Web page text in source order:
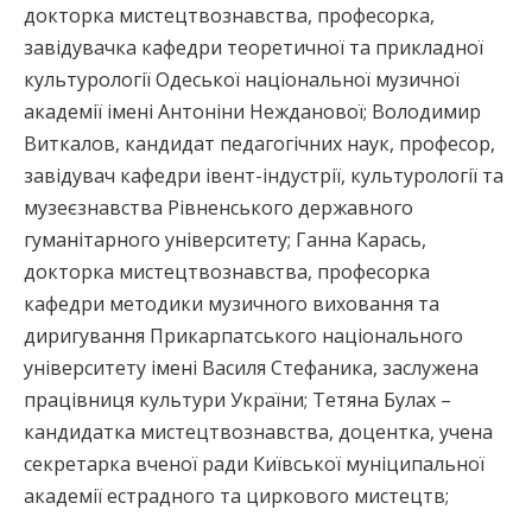
докторка мистецтвознавства, професорка,
завідувачка кафедри теоретичної та прикладної
культурології Одеської національної музичної
академії імені Антоніни Нежданової; Володимир
Виткалов, кандидат педагогічних наук, професор,
завідувач кафедри івент-індустрії, культурології та
музеєзнавства Рівненського державного
гуманітарного університету; Ганна Карась,
докторка мистецтвознавства, професорка
кафедри методики музичного виховання та
диригування Прикарпатського національного
університету імені Василя Стефаника, заслужена
працівниця культури України; Тетяна Булах –
кандидатка мистецтвознавства, доцентка, учена
секретарка вченої ради Київської муніципальної
академії естрадного та циркового мистецтв;